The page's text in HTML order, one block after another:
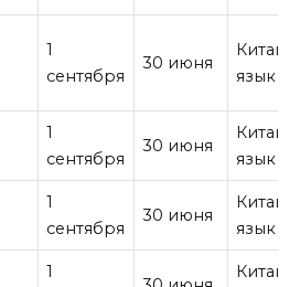
1
сентября
30 июня
язык
1
сентября
30 июня
язык
1
сентября
30 июня
язык
1